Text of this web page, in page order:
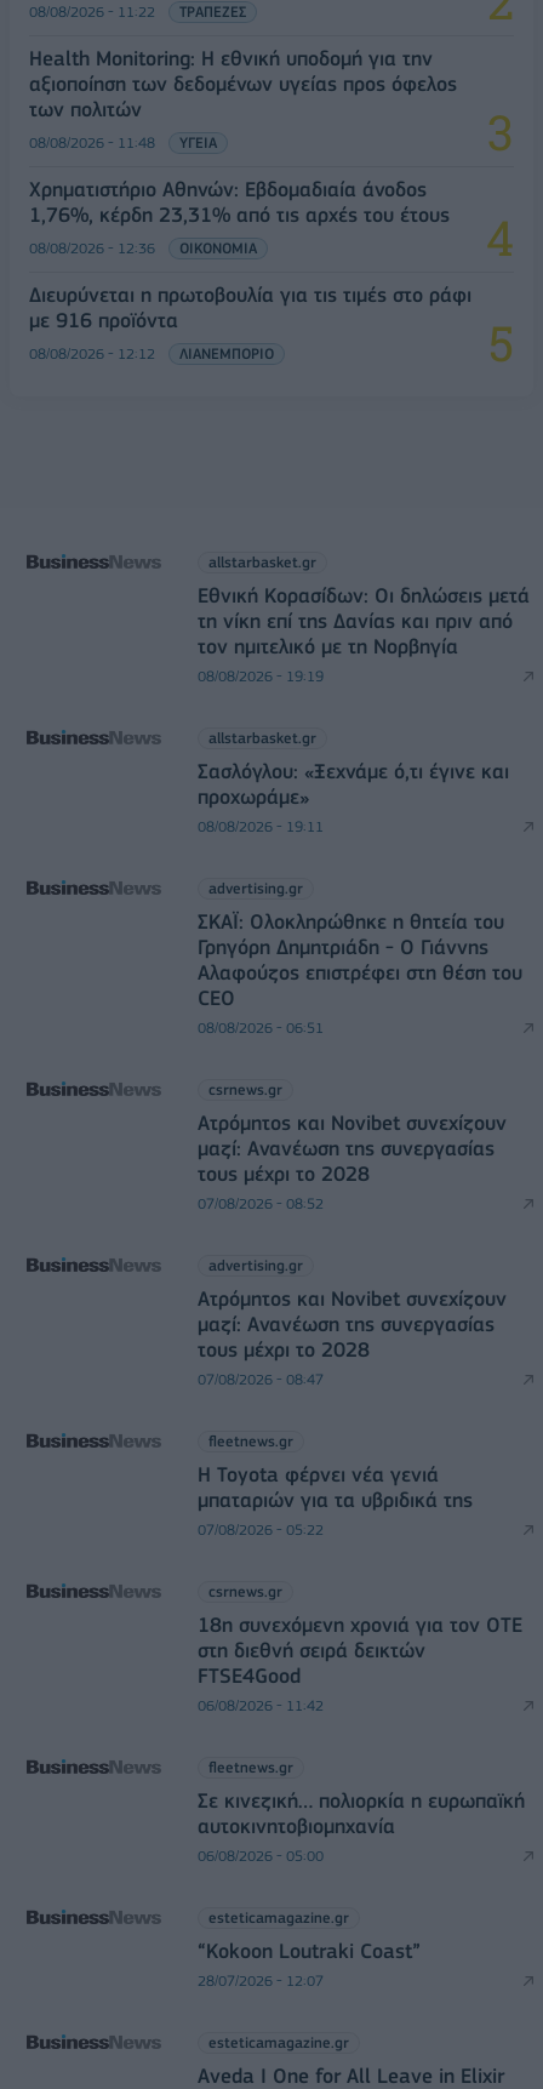
08/08/2026 - 11:22 ΤΡΑΠΕΖΕΣ
Health Monitoring: Η εθνική υποδομή για την
αξιοποίηση των δεδομένων υγείας προς όφελος
των πολιτών
08/08/2026 - 11:48 ΥΓΕΙΑ
Χρηματιστήριο Αθηνών: Εβδομαδιαία άνοδος
1,76%, κέρδη 23,31% από τις αρχές του έτους
08/08/2026 - 12:36 ΟΙΚΟΝΟΜΙΑ
Διευρύνεται η πρωτοβουλία για τις τιμές στο ράφι
με 916 προϊόντα
08/08/2026 - 12:12 ΛΙΑΝΕΜΠΟΡΙΟ
allstarbasket.gr
Εθνική Κορασίδων: Οι δηλώσεις μετά
τη νίκη επί της Δανίας και πριν από
τον ημιτελικό με τη Νορβηγία
08/08/2026 - 19:19
allstarbasket.gr
Σασλόγλου: «Ξεχνάμε ό,τι έγινε και
προχωράμε»
08/08/2026 - 19:11
advertising.gr
ΣΚΑΪ: Ολοκληρώθηκε η θητεία του
Γρηγόρη Δημητριάδη - Ο Γιάννης
Αλαφούζος επιστρέφει στη θέση του
CEO
08/08/2026 - 06:51
csrnews.gr
Ατρόμητος και Novibet συνεχίζουν
μαζί: Ανανέωση της συνεργασίας
τους μέχρι το 2028
07/08/2026 - 08:52
advertising.gr
Ατρόμητος και Novibet συνεχίζουν
μαζί: Ανανέωση της συνεργασίας
τους μέχρι το 2028
07/08/2026 - 08:47
fleetnews.gr
Η Toyota φέρνει νέα γενιά
μπαταριών για τα υβριδικά της
07/08/2026 - 05:22
csrnews.gr
18η συνεχόμενη χρονιά για τον ΟΤΕ
στη διεθνή σειρά δεικτών
FTSE4Good
06/08/2026 - 11:42
fleetnews.gr
Σε κινεζική… πολιορκία η ευρωπαϊκή
αυτοκινητοβιομηχανία
06/08/2026 - 05:00
esteticamagazine.gr
“Kokoon Loutraki Coast”
28/07/2026 - 12:07
esteticamagazine.gr
Aveda I One for All Leave in Elixir